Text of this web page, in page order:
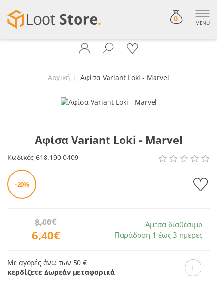
0 MENU
Αρχική Αφίσα Variant Loki - Marvel
Αφίσα Variant Loki - Marvel
Κωδικός 618.190.0409
- 20%
6,40€
8,00€
Άμεσα διαθέσιμο
Παράδοση 1 έως 3 ημέρες
Με αγορές άνω των 50 €
κερδίζετε Δωρεάν μεταφορικά